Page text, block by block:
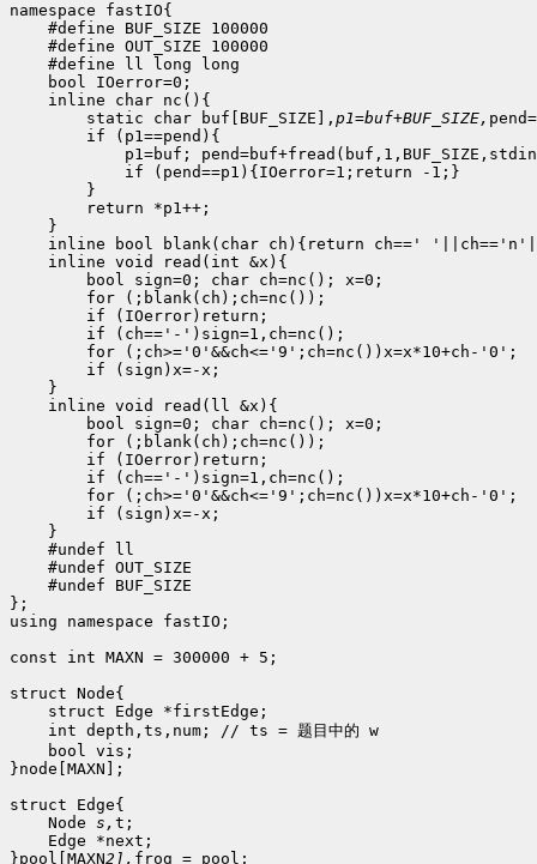
namespace fastIO{
    #define BUF_SIZE 100000
    #define OUT_SIZE 100000
    #define ll long long
    bool IOerror=0;
    inline char nc(){
        static char buf[BUF_SIZE],
p1=buf+BUF_SIZE,
        if (p1==pend){
p1=buf;
            if (pend==p1){IOerror=1;return -1;}
        }
        return *p1++;
    }
inline bool blank(char ch){return ch=='
    inline void read(int &x){
        bool sign=0; char ch=nc(); x=0;
        for (;blank(ch);ch=nc());
        if (IOerror)return;
        if (ch=='-')sign=1,ch=nc();
        for (;ch>='0'&&ch<='9';ch=nc())x=x*10+ch-'0';
        if (sign)x=-x;
    }
    inline void read(ll &x){
        bool sign=0; char ch=nc(); x=0;
        for (;blank(ch);ch=nc());
        if (IOerror)return;
        if (ch=='-')sign=1,ch=nc();
        for (;ch>='0'&&ch<='9';ch=nc())x=x*10+ch-'0';
        if (sign)x=-x;
    }
    #undef ll
    #undef OUT_SIZE
    #undef BUF_SIZE
};
using namespace fastIO;
const int MAXN = 300000 + 5;
struct Node{
    struct Edge *firstEdge;
    int depth,ts,num; // ts = 题目中的 w
    bool vis;
}node[MAXN];
struct Edge{
    Node
s, t;
    Edge *next;
}pool[MAXN2], frog = pool;